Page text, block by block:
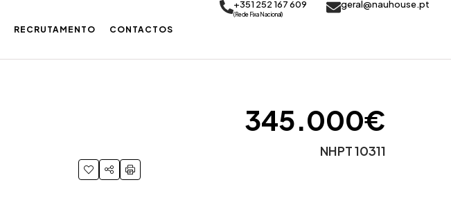
RECRUTAMENTO CONTACTOS
+351 252 167 609
(Rede Fixa Nacional)
geral@nauhouse.pt
345.000€
NHPT 10311